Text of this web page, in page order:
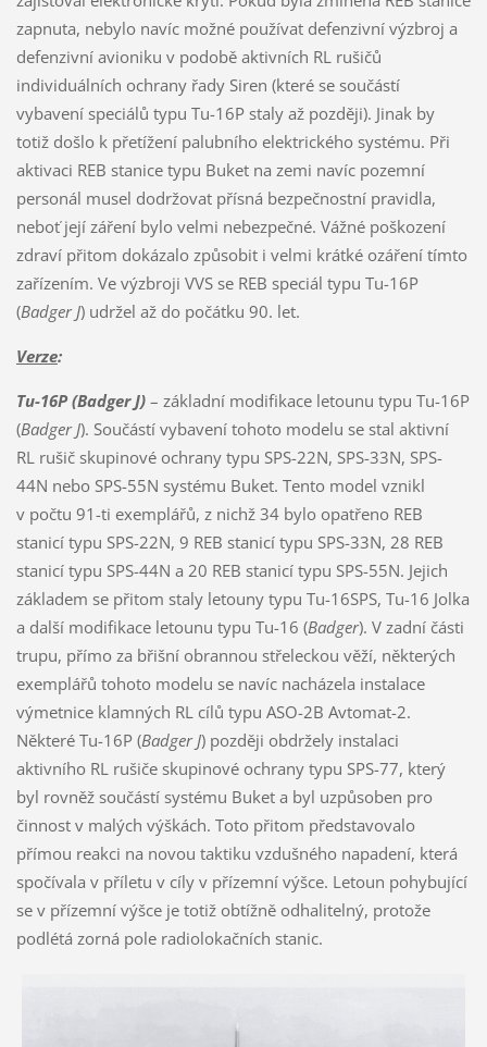
zapnuta, nebylo navíc možné používat defenzivní výzbroj a
defenzivní avioniku v podobě aktivních RL rušičů
individuálních ochrany řady Siren (které se součástí
vybavení speciálů typu Tu-16P staly až později). Jinak by
totiž došlo k přetížení palubního elektrického systému. Při
aktivaci REB stanice typu Buket na zemi navíc pozemní
personál musel dodržovat přísná bezpečnostní pravidla,
neboť její záření bylo velmi nebezpečné. Vážné poškození
zdraví přitom dokázalo způsobit i velmi krátké ozáření tímto
zařízením. Ve výzbroji VVS se REB speciál typu Tu-16P
(Badger J) udržel až do počátku 90. let.
Verze:
Tu-16P (Badger J)– základní modifikace letounu typu Tu-16P
(Badger J). Součástí vybavení tohoto modelu se stal aktivní
RL rušič skupinové ochrany typu SPS-22N, SPS-33N, SPS-
44N nebo SPS-55N systému Buket. Tento model vznikl
v počtu 91-ti exemplářů, z nichž 34 bylo opatřeno REB
stanicí typu SPS-22N, 9 REB stanicí typu SPS-33N, 28 REB
stanicí typu SPS-44N a 20 REB stanicí typu SPS-55N. Jejich
základem se přitom staly letouny typu Tu-16SPS, Tu-16 Jolka
a další modifikace letounu typu Tu-16 (Badger). V zadní části
trupu, přímo za břišní obrannou střeleckou věží, některých
exemplářů tohoto modelu se navíc nacházela instalace
výmetnice klamných RL cílů typu ASO-2B Avtomat-2.
Některé Tu-16P (Badger J) později obdržely instalaci
aktivního RL rušiče skupinové ochrany typu SPS-77, který
byl rovněž součástí systému Buket a byl uzpůsoben pro
činnost v malých výškách. Toto přitom představovalo
přímou reakci na novou taktiku vzdušného napadení, která
spočívala v příletu v cíly v přízemní výšce. Letoun pohybující
se v přízemní výšce je totiž obtížně odhalitelný, protože
podlétá zorná pole radiolokačních stanic.